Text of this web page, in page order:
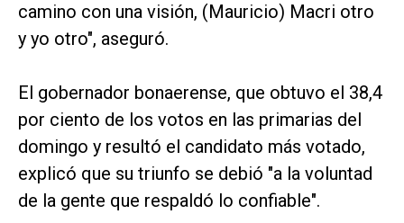
camino con una visión, (Mauricio) Macri otro
y yo otro", aseguró.
El gobernador bonaerense, que obtuvo el 38,4
por ciento de los votos en las primarias del
domingo y resultó el candidato más votado,
explicó que su triunfo se debió "a la voluntad
de la gente que respaldó lo confiable".